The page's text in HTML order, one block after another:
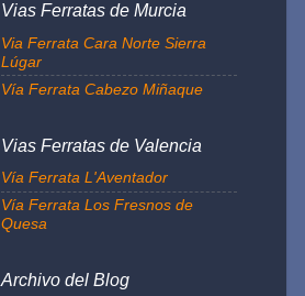
Vias Ferratas de Murcia
Via Ferrata Cara Norte Sierra
Lúgar
Vía Ferrata Cabezo Miñaque
Vias Ferratas de Valencia
Vía Ferrata L'Aventador
Vía Ferrata Los Fresnos de
Quesa
Archivo del Blog